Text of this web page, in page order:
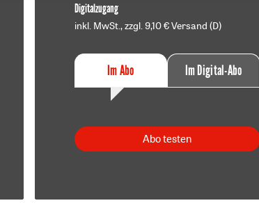
Digitalzugang
inkl. MwSt., zzgl. 9,10 € Versand (D)
Im Abo Im Digital-Abo
Abo testen